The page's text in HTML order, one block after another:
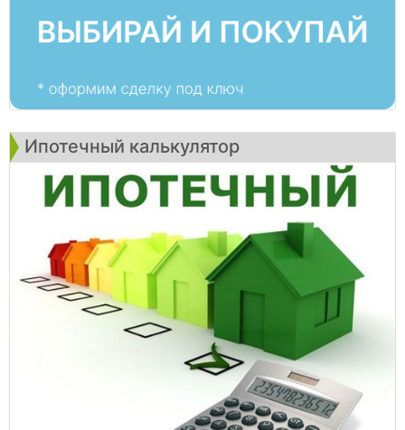
Ипотечный калькулятор